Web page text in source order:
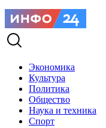
Экономика
Культура
Политика
Общество
Наука и техника
Спорт